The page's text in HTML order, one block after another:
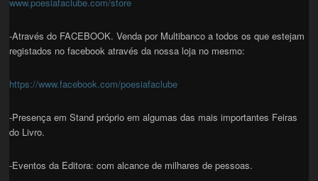
-Através do FACEBOOK. Venda por Multibanco a todos os que estejam
registados no facebook através da nossa loja no mesmo:
https://www.facebook.com/poesiafaclube
-Presença em Stand próprio em algumas das mais importantes Feiras
do Livro.
-Eventos da Editora: com alcance de milhares de pessoas.